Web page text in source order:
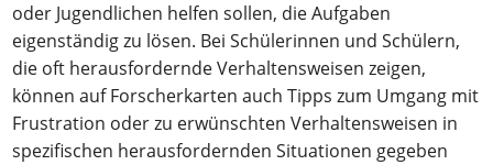
oder Jugendlichen helfen sollen, die Aufgaben
eigenständig zu lösen. Bei Schülerinnen und Schülern,
die oft herausfordernde Verhaltensweisen zeigen,
können auf Forscherkarten auch Tipps zum Umgang mit
Frustration oder zu erwünschten Verhaltensweisen in
spezifischen herausfordernden Situationen gegeben